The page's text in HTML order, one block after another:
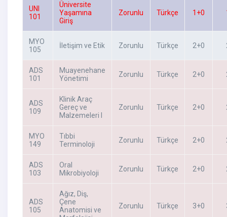
UNI
101
Üniversite
Yaşamına
Giriş
Zorunlu Türkçe 1+0
MYO
105
İletişim ve Etik Zorunlu Türkçe 2+0
ADS
101
Muayenehane
Yönetimi
Zorunlu Türkçe 2+0
ADS
109
Klinik Araç
Gereç ve
Malzemeleri I
Zorunlu Türkçe 2+0
MYO
149
Tıbbi
Terminoloji
Zorunlu Türkçe 2+0
ADS
103
Oral
Mikrobiyoloji
Zorunlu Türkçe 2+0
ADS
105
Ağız, Diş,
Çene
Anatomisi ve
Zorunlu Türkçe 3+0